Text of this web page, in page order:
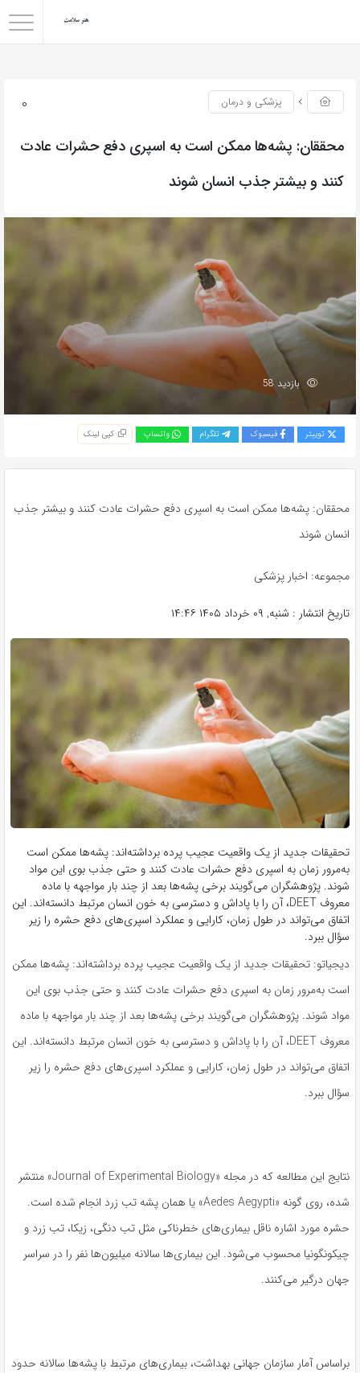
0 پزشکی و درمان
محققان: پشه‌ها ممکن است به اسپری دفع حشرات عادت
کنند و بیشتر جذب انسان شوند
بازدید 58
توییتر فیسبوک تلگرام واتساپ کپی لینک
محققان: پشه‌ها ممکن است به اسپری دفع حشرات عادت کنند و بیشتر جذب
انسان شوند
مجموعه: اخبار پزشکی
تاریخ انتشار : شنبه, ۰۹ خرداد ۱۴۰۵ ۱۴:۴۶
تحقیقات جدید از یک واقعیت عجیب پرده برداشته‌اند: پشه‌ها ممکن است
به‌مرور زمان به اسپری دفع حشرات عادت کنند و حتی جذب بوی این مواد
شوند. پژوهشگران می‌گویند برخی پشه‌ها بعد از چند بار مواجهه با ماده
معروف DEET، آن را با پاداش و دسترسی به خون انسان مرتبط دانسته‌اند. این
اتفاق می‌تواند در طول زمان، کارایی و عملکرد اسپری‌های دفع حشره را زیر
سؤال ببرد.
دیجیاتو: تحقیقات جدید از یک واقعیت عجیب پرده برداشته‌اند: پشه‌ها ممکن
است به‌مرور زمان به اسپری دفع حشرات عادت کنند و حتی جذب بوی این
مواد شوند. پژوهشگران می‌گویند برخی پشه‌ها بعد از چند بار مواجهه با ماده
معروف DEET، آن را با پاداش و دسترسی به خون انسان مرتبط دانسته‌اند. این
اتفاق می‌تواند در طول زمان، کارایی و عملکرد اسپری‌های دفع حشره را زیر
سؤال ببرد.
نتایج این مطالعه که در مجله «Journal of Experimental Biology» منتشر
شده، روی گونه «Aedes Aegypti» یا همان پشه تب زرد انجام شده است.
حشره مورد اشاره ناقل بیماری‌های خطرناکی مثل تب دنگی، زیکا، تب زرد و
چیکونگونیا محسوب می‌شود. این بیماری‌ها سالانه میلیون‌ها نفر را در سراسر
جهان درگیر می‌کنند.
براساس آمار سازمان جهانی بهداشت، بیماری‌های مرتبط با پشه‌ها سالانه حدود